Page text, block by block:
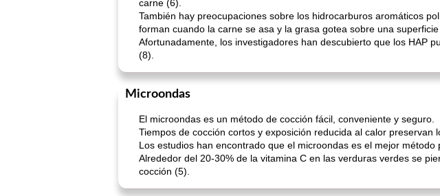
carne (6).
También hay preocupaciones sobre los hidrocarburos aromáticos
forman cuando la carne se asa y la grasa gotea sobre una superficie
Afortunadamente, los investigadores han descubierto que los HAP
(8).
Microondas
El microondas es un método de cocción fácil, conveniente y seguro.
Tiempos de cocción cortos y exposición reducida al calor
Los estudios han encontrado que el microondas es el mejor
Alrededor del 20-30% de la vitamina C en las verduras verdes se
cocción (5).